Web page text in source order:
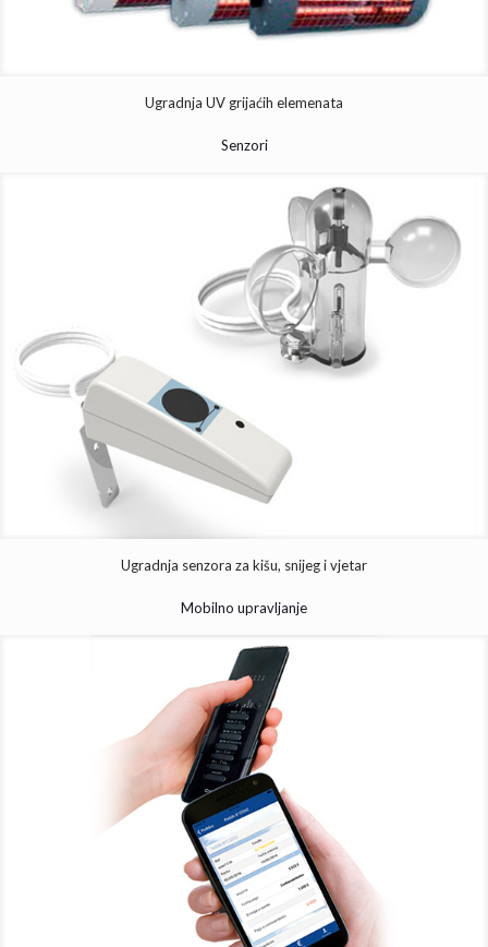
Ugradnja UV grijaćih elemenata
Senzori
Ugradnja senzora za kišu, snijeg i vjetar
Mobilno upravljanje